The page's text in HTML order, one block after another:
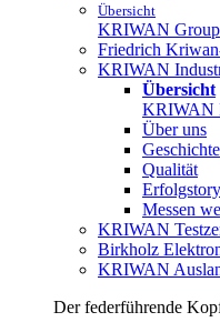
Übersicht
KRIWAN Group
Friedrich
KRIWAN
Übersicht
KRIWAN
Über uns
Geschichte
Qualität
Messen
KRIWAN
Birkholz
KRIWAN
Der federführende